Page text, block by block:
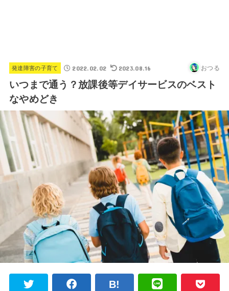
発達障害の子育て 2022.02.02 2023.08.16 おつる
いつまで通う？放課後等デイサービスのベスト
なやめどき